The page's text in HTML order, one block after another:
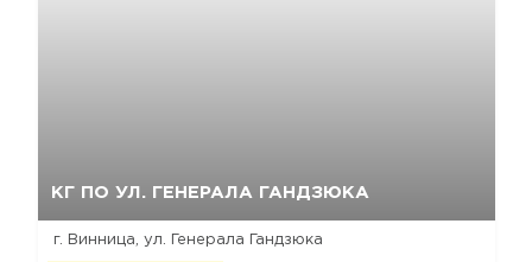
КГ ПО УЛ. ГЕНЕРАЛА ГАНДЗЮКА
г. Винница, ул. Генерала Гандзюка